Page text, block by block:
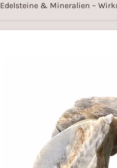
Edelsteine & Mineralien –